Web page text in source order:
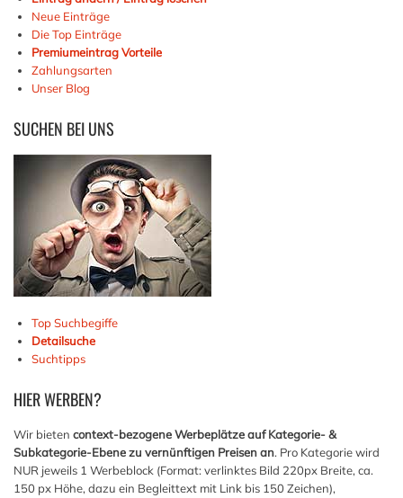
Neue Einträge
Die Top Einträge
Premiumeintrag Vorteile
Zahlungsarten
Unser Blog
SUCHEN BEI UNS
Top Suchbegiffe
Detailsuche
Suchtipps
HIERWERBEN?
Wir bieten context-bezogene Werbeplätze auf Kategorie- &
Subkategorie-Ebene zu vernünftigen Preisen an. Pro Kategorie wird
NUR jeweils 1 Werbeblock (Format: verlinktes Bild 220px Breite, ca.
150 px Höhe, dazu ein Begleittext mit Link bis 150 Zeichen),